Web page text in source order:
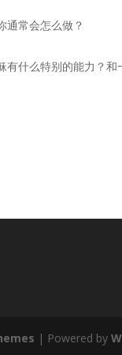
通常会怎么做？
有什么特别的能力？和
| Powered by